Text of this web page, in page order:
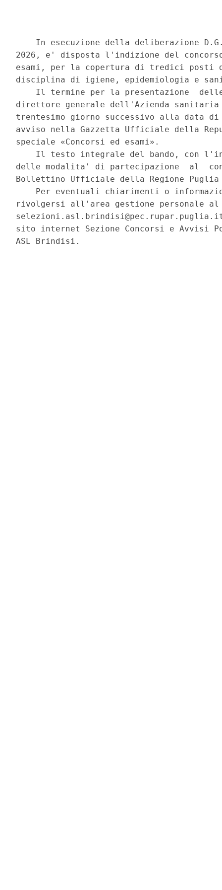
In esecuzione della deliberazione
2026, e' disposta l'indizione del
esami, per la copertura di tredici posti
disciplina di igiene, epidemiologia e
Il termine per la presentazione
direttore generale dell'Azienda
trentesimo giorno successivo alla data
avviso nella Gazzetta Ufficiale della
speciale «Concorsi ed esami».
Il testo integrale del bando, con
delle modalita' di partecipazione  al
Bollettino Ufficiale della Regione
Per eventuali chiarimenti o
rivolgersi all'area gestione personale
sito internet Sezione Concorsi e Avvisi
ASL Brindisi.